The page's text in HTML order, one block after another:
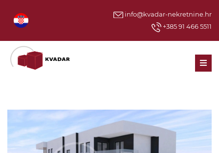
info@kvadar-nekretnine.hr
+385 91 466 5511